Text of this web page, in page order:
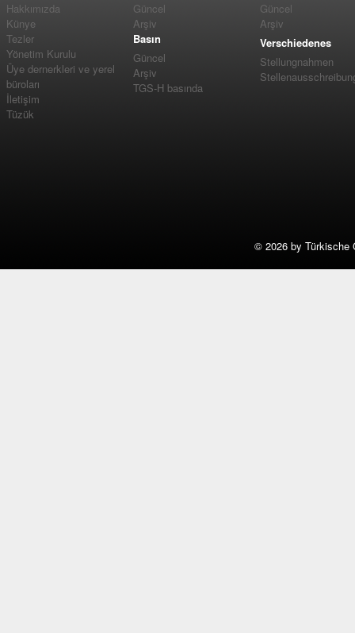
Hakkımızda
Künye
Tezler
Yönetim Kurulu
Üye dernerkleri ve yerel
büroları
İletişim
Tüzük
Güncel
Arşiv
Basın
Güncel
Arşiv
TGS-H basında
Güncel
Arşiv
Verschiedenes
Stellungnahmen
© 2026 by Türkische